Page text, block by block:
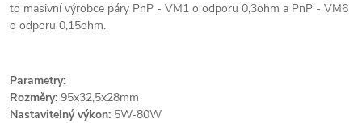
to masivní výrobce páry PnP - VM1 o odporu 0,3ohm a PnP - VM6
o odporu 0,15ohm.
Parametry:
Rozměry: 95x32,5x28mm
Nastavitelný výkon: 5W-80W